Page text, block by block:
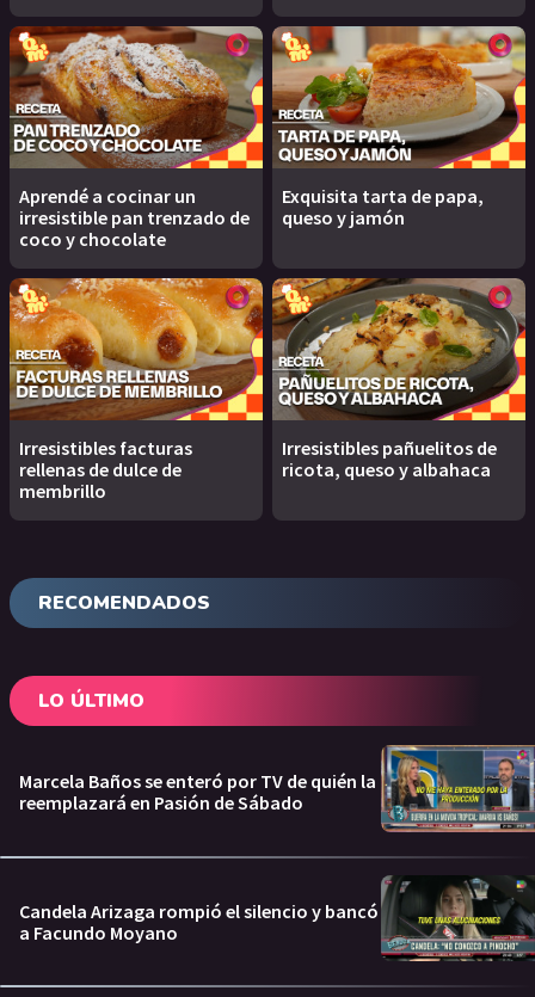
Aprendé a cocinar un
irresistible pan trenzado de
coco y chocolate
Exquisita tarta de papa,
queso y jamón
Irresistibles facturas
rellenas de dulce de
membrillo
Irresistibles pañuelitos de
ricota, queso y albahaca
RECOMENDADOS
LO ÚLTIMO
Marcela Baños se enteró por TV de quién la
reemplazará en Pasión de Sábado
Candela Arizaga rompió el silencio y bancó
a Facundo Moyano